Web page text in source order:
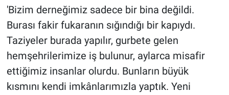
'Bizim derneğimiz sadece bir bina değildi.
Burası fakir fukaranın sığındığı bir kapıydı.
Taziyeler burada yapılır, gurbete gelen
hemşehrilerimize iş bulunur, aylarca misafir
ettiğimiz insanlar olurdu. Bunların büyük
kısmını kendi imkânlarımızla yaptık. Yeni